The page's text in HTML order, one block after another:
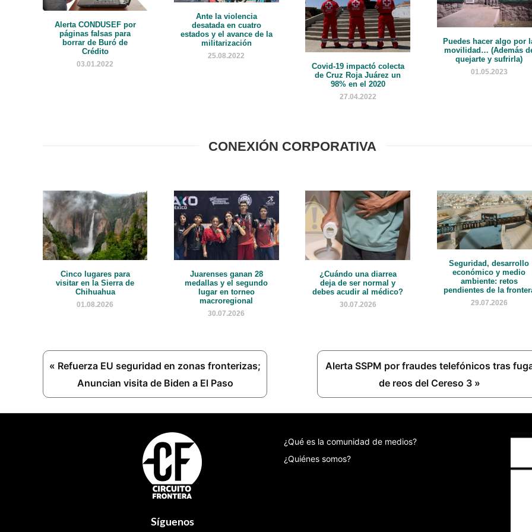
Alerta CONDUSEF por
páginas falsas para
borrar de Buró de
Crédito
03.01.2022
Ante la violencia
desatada en cuatro
estados y el avance de la
militarización
25.08.2022
Covid-19 impactó colecta
de Cruz Roja Juárez un
98% en el 2020
27.04.2022
Puedes hacer algo por
movilidad… (Además
quejarte y sufrirla)
01.05.2023
CONEXIÓN CORPORATIVA
Cinco lugares para
visitar en la Sierra de
Chihuahua
01.08.2026
Juarenses ganan 28
medallas y el segundo
lugar en torneo
macroregional
30.07.2026
¿Cuándo una diarrea
deja de ser normal y
debes acudir al médico?
30.07.2026
Seguridad, desarrollo
económico y medio
ambiente: retos
pendientes de la
29.07.2026
Previous
« Refuerza EU seguridad en zonas fronterizas;
Anuncian visita de Biden a El Paso
Next
Alerta SSPM por fraudes telefónicos tras
de reos del Cereso 3 »
Síguenos
¿Qué es la comunidad de medios?
¿Quiénes somos?